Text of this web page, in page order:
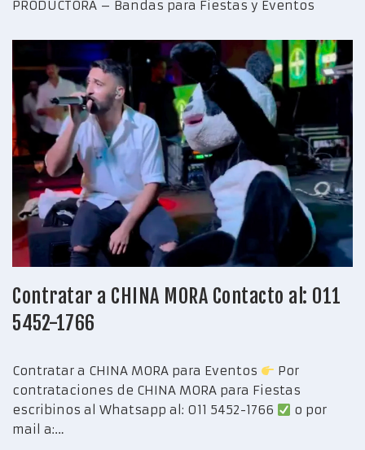
PRODUCTORA – Bandas para Fiestas y Eventos
Contratar a CHINA MORA Contacto al: 011
5452-1766
Contratar a CHINA MORA para Eventos
Por
contrataciones de CHINA MORA para Fiestas
escribinos al Whatsapp al: 011 5452-1766
o por
mail a:…